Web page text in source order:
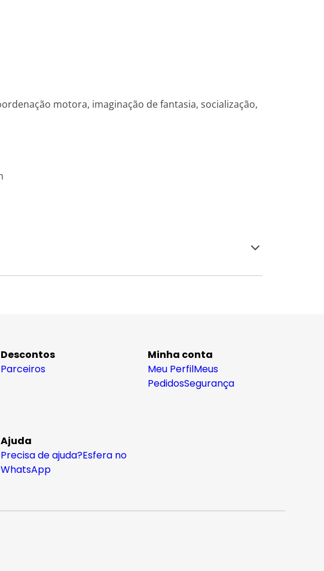
motora, imaginação de fantasia, socialização,
Descontos
Parceiros
Minha conta
Meu PerfilMeus
PedidosSegurança
Ajuda
Precisa de ajuda?Esfera no
WhatsApp